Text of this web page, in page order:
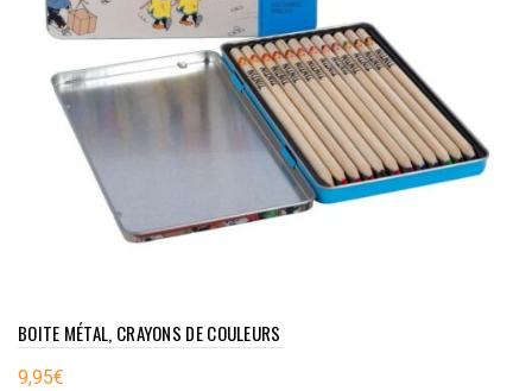
BOITE MÉTAL, CRAYONS DE COULEURS
9,95€